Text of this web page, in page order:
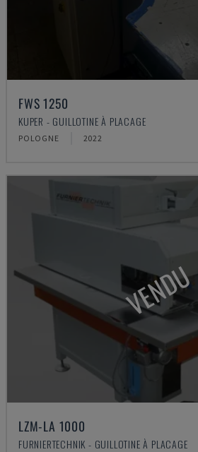
FWS 1250
KUPER - GUILLOTINE À PLACAGE
POLOGNE 2022
VENDU
LZM-LA 1000
FURNIERTECHNIK - GUILLOTINE À PLACAGE